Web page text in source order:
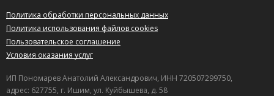
Политика обработки персональных данных
Политика использования файлов cookies
Пользовательское соглашение
Условия оказания услуг
ИП Пономарев Анатолий Александрович, ИНН 720507299750,
адрес: 627755, г. Ишим, ул. Куйбышева, д. 58